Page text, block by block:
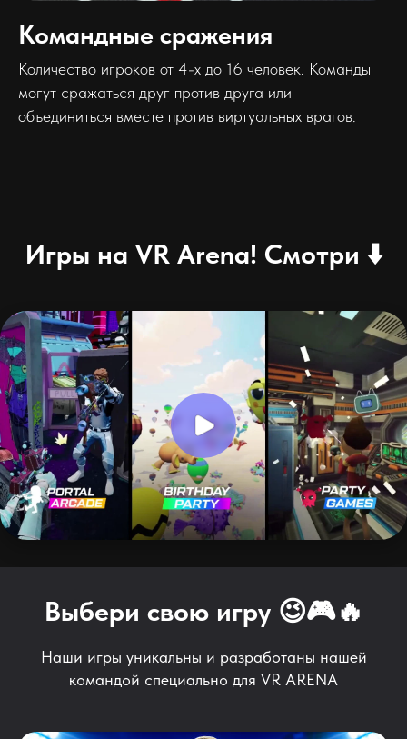
Командные сражения
Количество игроков от 4-х до 16 человек. Команды
могут сражаться друг против друга или
объединиться вместе против виртуальных врагов.
Игры на VR Arena! Смотри ⬇️
Выбери свою игру 😉🎮🔥
Наши игры уникальны и разработаны нашей
командой специально для VR ARENA